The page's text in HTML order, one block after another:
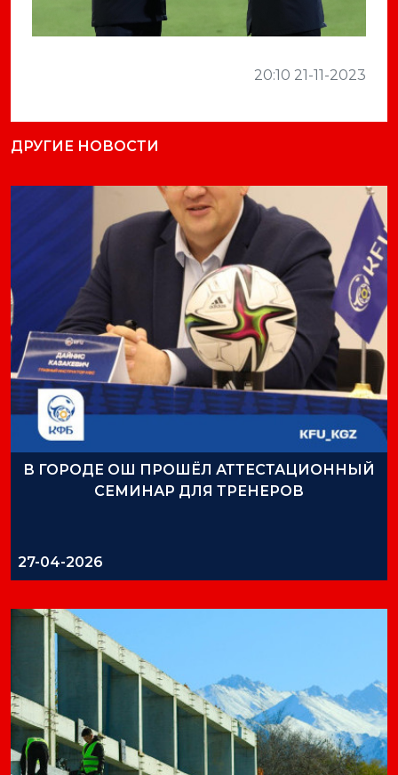
20:10 21-11-2023
ДРУГИЕ НОВОСТИ
В ГОРОДЕ ОШ ПРОШЁЛ АТТЕСТАЦИОННЫЙ
СЕМИНАР ДЛЯ ТРЕНЕРОВ
27-04-2026